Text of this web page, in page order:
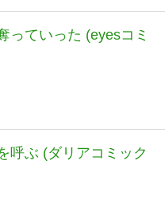
っていった (eyesコミ
呼ぶ (ダリアコミック